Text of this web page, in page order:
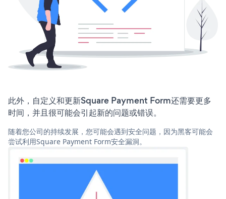
此外，自定义和更新Square Payment Form还需要更多
时间，并且很可能会引起新的问题或错误。
随着您公司的持续发展，您可能会遇到安全问题，因为黑客可能会
尝试利用Square Payment Form安全漏洞。